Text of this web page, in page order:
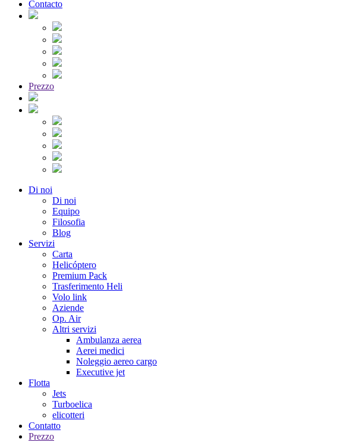
Contacto
Prezzo
Di noi
Di noi
Equipo
Filosofia
Blog
Servizi
Carta
Helicóptero
Premium Pack
Trasferimento Heli
Volo link
Aziende
Op. Air
Altri servizi
Ambulanza aerea
Aerei medici
Noleggio aereo cargo
Executive jet
Flotta
Jets
Turboelica
elicotteri
Contatto
Prezzo